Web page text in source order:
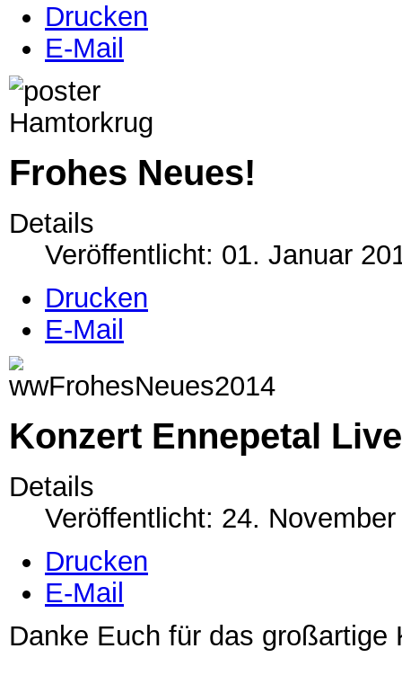
Drucken
E-Mail
Frohes Neues!
Details
Veröffentlicht: 01. Januar
Drucken
E-Mail
Konzert Ennepetal Live
Details
Veröffentlicht: 24.
Drucken
E-Mail
Danke Euch für das großartige